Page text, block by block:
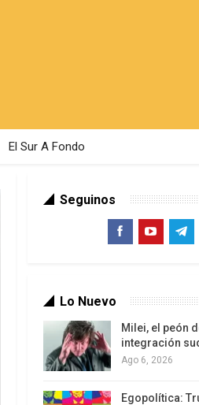
El Sur A Fondo
Seguinos
Lo Nuevo
Milei, el peón
integración
Ago 6, 2026
Egopolítica: